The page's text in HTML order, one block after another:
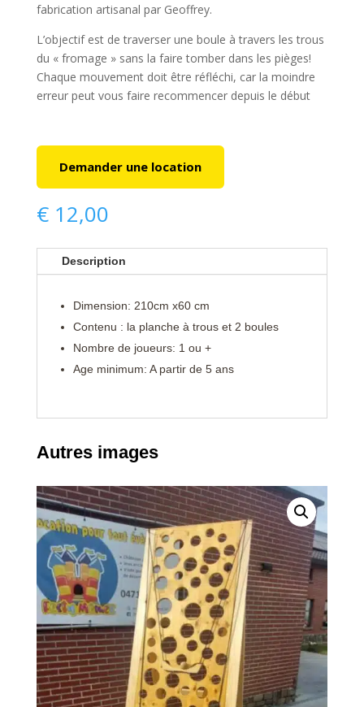
fabrication artisanal par Geoffrey.
L’objectif est de traverser une boule à travers les trous
du « fromage » sans la faire tomber dans les pièges!
Chaque mouvement doit être réfléchi, car la moindre
erreur peut vous faire recommencer depuis le début
Demander une location
€12,00
Description
Dimension: 210cm x60 cm
Contenu : la planche à trous et 2 boules
Nombre de joueurs: 1 ou +
Age minimum: A partir de 5 ans
Autres images